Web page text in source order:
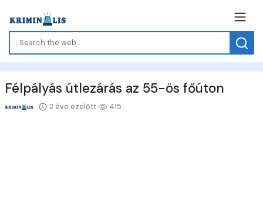
Félpályás útlezárás az 55-ös főúton
2 éve ezelőtt 415